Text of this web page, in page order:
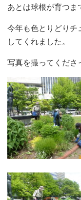
あとは球根が育つま
今年も色とりどりチ
してくれました。
写真を撮ってくださ